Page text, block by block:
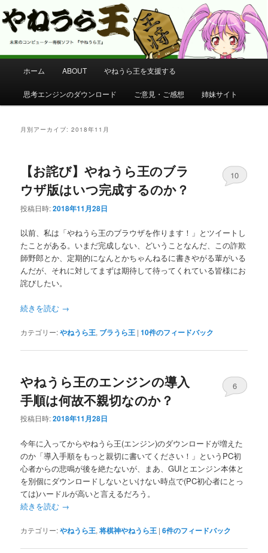
やねうら王 公式サイト
コンピューター将棋 やねうら王 公式サイト
メ
メ
イ
ン
ツ
へ
移
動
サ
ブ
テ
へ
移
動
ホーム ABOUT やねうら王を支援する
思考エンジンのダウンロード ご意見・ご感想 姉妹サイト
月別アーカイブ:2018年11月
【お詫び】やねうら王のブラ
ウザ版はいつ完成するのか？
投稿日時:2018年11月28日
10
以前、私は「やねうら王のブラウザを作ります！」とツイートし
たことがある。いまだ完成しない、どいうことなんだ、この詐欺
師野郎とか、定期的になんとかちゃんねるに書きやがる輩がいる
んだが、それに対してまずは期待して待ってくれている皆様にお
詫びしたい。
続きを読む →
カテゴリー:やねうら王, ブラうら王 |10件のフィードバック
やねうら王のエンジンの導入
手順は何故不親切なのか？
投稿日時:2018年11月28日
6
今年に入ってからやねうら王(エンジン)のダウンロードが増えた
のか「導入手順をもっと親切に書いてください！」というPC初
心者からの悲鳴が後を絶たないが、まあ、GUIとエンジン本体と
を別個にダウンロードしないといけない時点で(PC初心者にとっ
ては)ハードルが高いと言えるだろう。
続きを読む →
カテゴリー:やねうら王,将棋神やねうら王 |6件のフィードバック